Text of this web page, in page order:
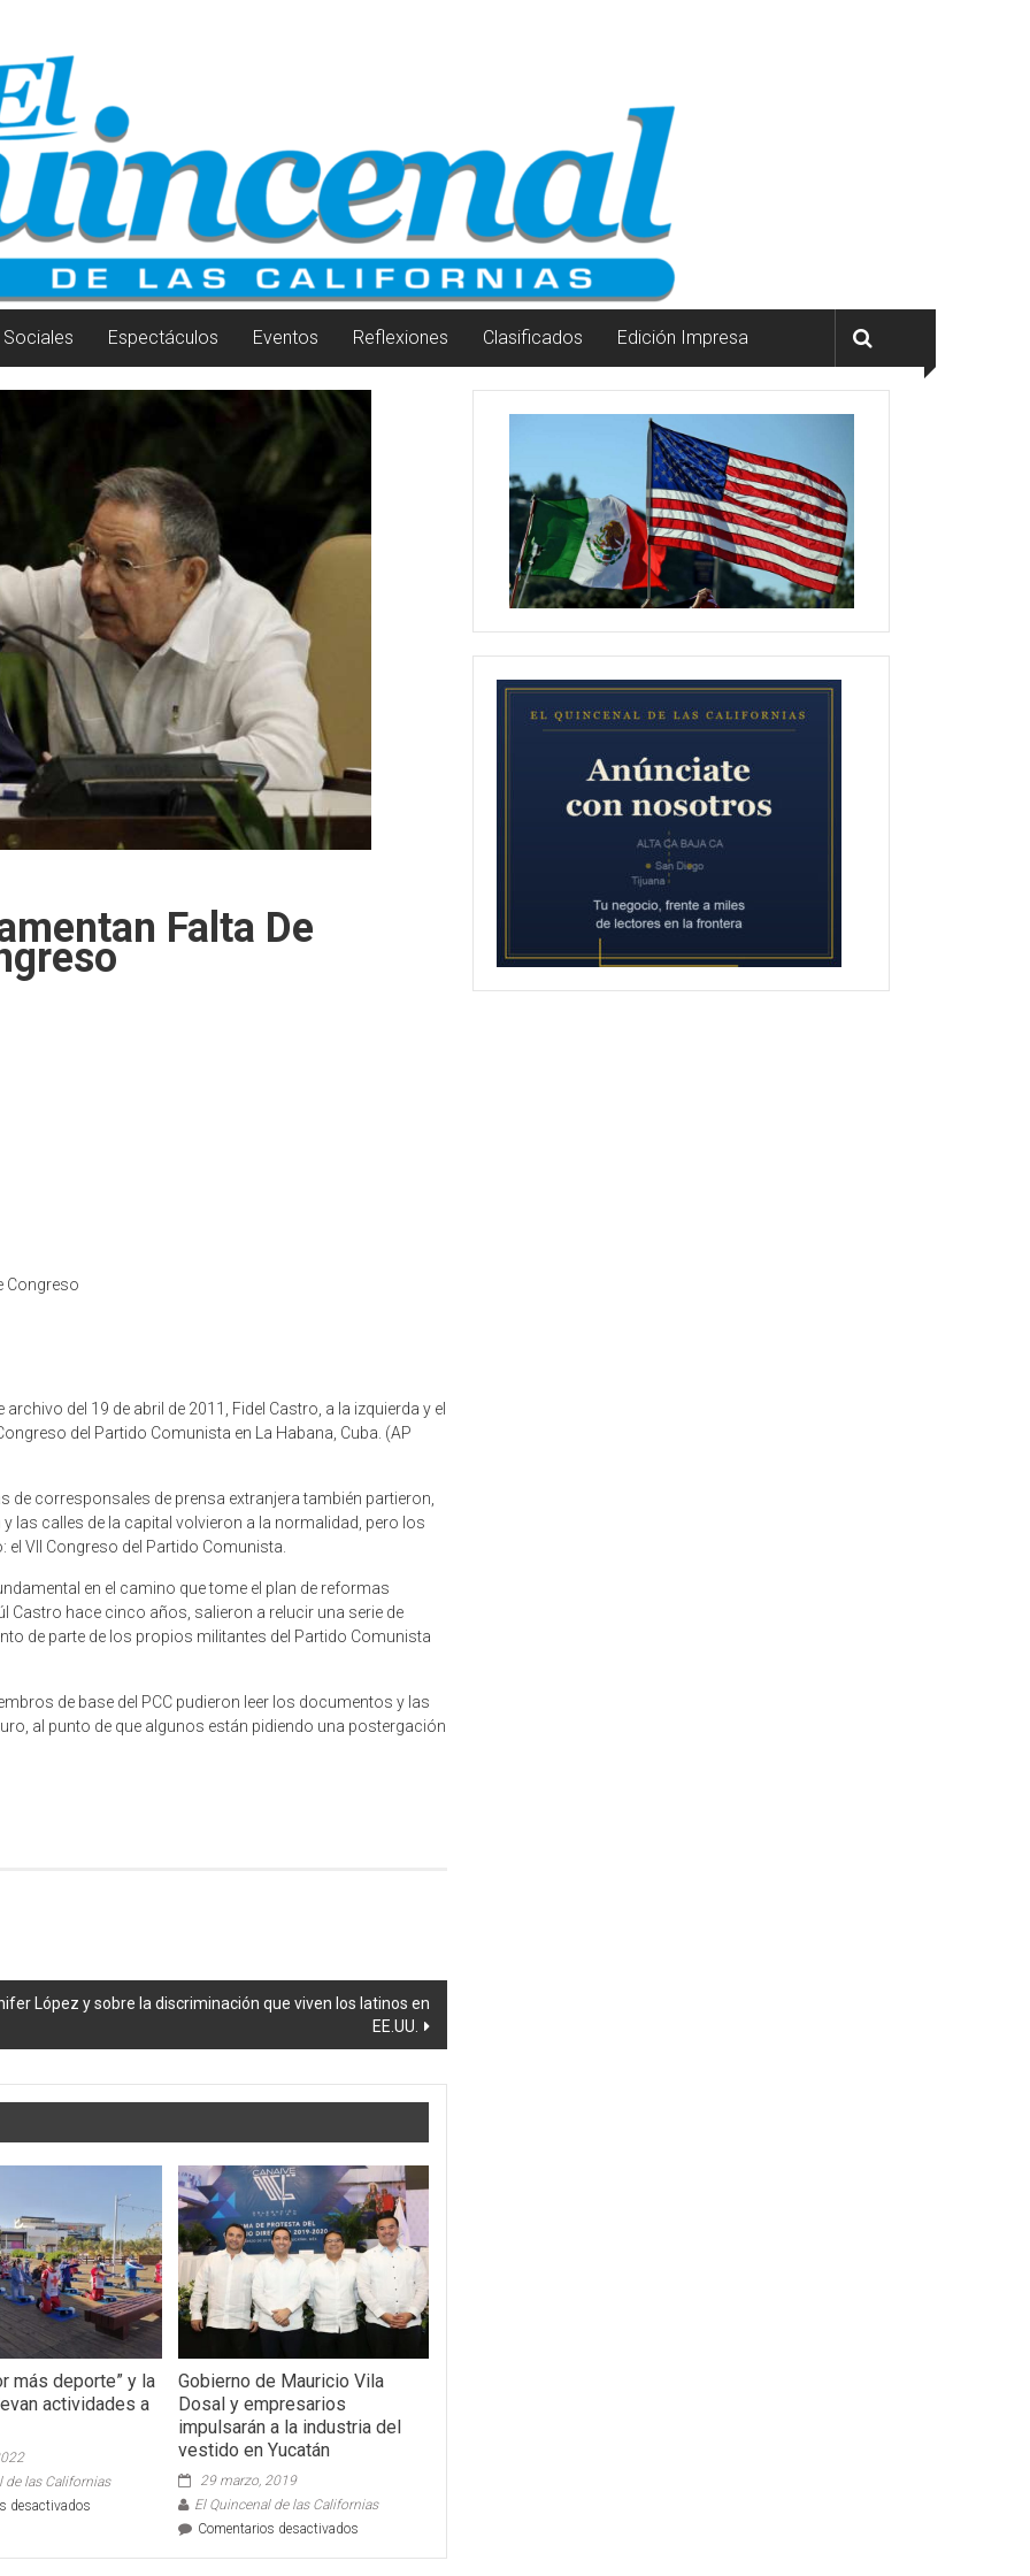
Sociales Espectáculos Eventos Reflexiones Clasificados Edición Impresa
Falta De
Congreso
del 19 de abril de 2011, Fidel Castro, a la izquierda y el
del Partido Comunista en La Habana, Cuba. (AP
de corresponsales de prensa extranjera también partieron,
las calles de la capital volvieron a la normalidad, pero los
VII Congreso del Partido Comunista.
en el camino que tome el plan de reformas
hace cinco años, salieron a relucir una serie de
de parte de los propios militantes del Partido Comunista
de base del PCC pudieron leer los documentos y las
al punto de que algunos están pidiendo una postergación
López y sobre la discriminación que viven los latinos en
EE.UU.
más deporte” y la
actividades a
de las Californias
desactivados
Gobierno de Mauricio Vila
Dosal y empresarios
impulsarán a la industria del
vestido en Yucatán
29 marzo, 2019
El Quincenal de las Californias
Comentarios desactivadosen